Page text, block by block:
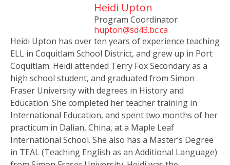
Heidi Upton
Program Coordinator
hupton@sd43.bc.ca
Heidi Upton has over ten years of experience teaching
ELL in Coquitlam School District, and grew up in Port
Coquitlam. Heidi attended Terry Fox Secondary as a
high school student, and graduated from Simon
Fraser University with degrees in History and
Education. She completed her teacher training in
International Education, and spent two months of her
practicum in Dalian, China, at a Maple Leaf
International School. She also has a Master’s Degree
in TEAL (Teaching English as an Additional Language)